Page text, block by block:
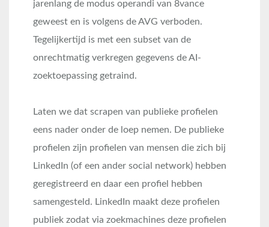
jarenlang de modus operandi van 8vance
geweest en is volgens de AVG verboden.
Tegelijkertijd is met een subset van de
onrechtmatig verkregen gegevens de AI-
zoektoepassing getraind.
Laten we dat scrapen van publieke profielen
eens nader onder de loep nemen. De publieke
profielen zijn profielen van mensen die zich bij
LinkedIn (of een ander social network) hebben
geregistreerd en daar een profiel hebben
samengesteld. LinkedIn maakt deze profielen
publiek zodat via zoekmachines deze profielen